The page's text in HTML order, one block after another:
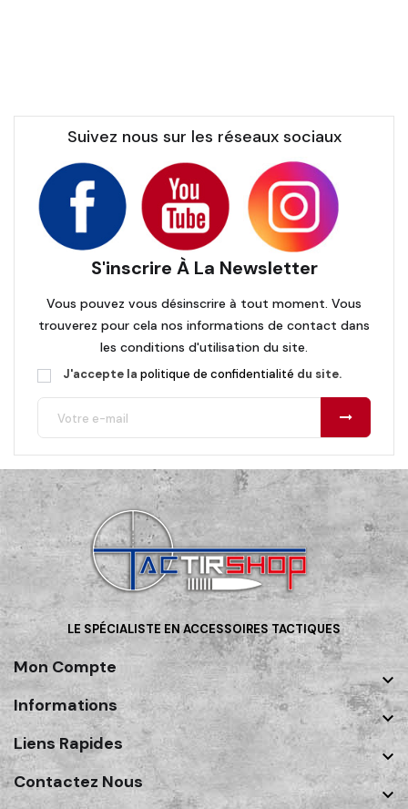
Suivez nous sur les réseaux sociaux
S'inscrire À La Newsletter
Vous pouvez vous désinscrire à tout moment. Vous
trouverez pour cela nos informations de contact dans
les conditions d'utilisation du site.
J'accepte la politique de confidentialité du site.
LE SPÉCIALISTE EN ACCESSOIRES TACTIQUES
Mon Compte

Informations

Liens Rapides

Contactez Nous
